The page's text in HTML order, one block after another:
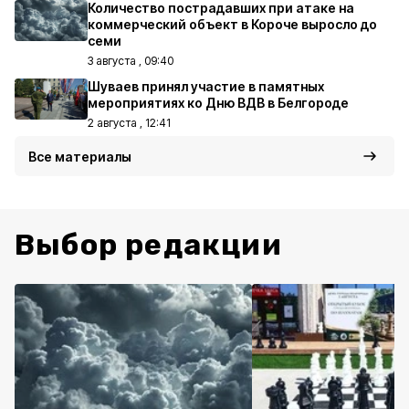
Количество пострадавших при атаке на
коммерческий объект в Короче выросло до
семи
3 августа , 09:40
Шуваев принял участие в памятных
мероприятиях ко Дню ВДВ в Белгороде
2 августа , 12:41
Все материалы
Выбор редакции